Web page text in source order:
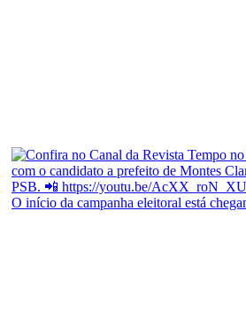
O início da campanha eleitoral está